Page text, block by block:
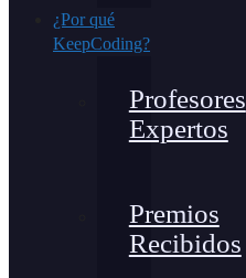
¿Por qué
KeepCoding?
Profesores
Expertos
Premios
Recibidos